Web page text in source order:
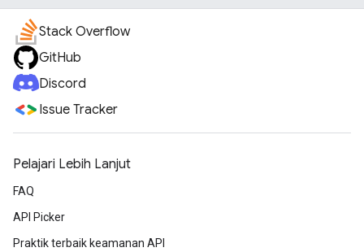
Stack Overflow
GitHub
Discord
Issue Tracker
Pelajari Lebih Lanjut
FAQ
API Picker
Praktik terbaik keamanan API